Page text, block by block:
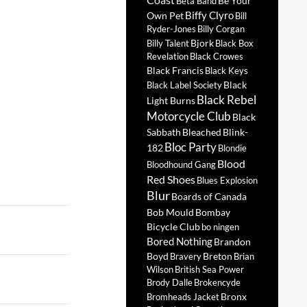
Own PetBiffy ClyroBill
Ryder-Jones Billy Corgan
Billy TalentBjorkBlack Box
RevelationBlack Crowes
Black FrancisBlack Keys
Black Label SocietyBlack
Light Burns Black Rebel
Motorcycle Club Black
Sabbath Bleached Blink-
182 Bloc PartyBlondie
Bloodhound GangBlood
Red ShoesBlues Explosion
BlurBoards of Canada
Bob Mould Bombay
Bicycle Clubbo ningen
Bored NothingBrandon
Boyd BraveryBreton Brian
WilsonBritish Sea Power
Brody DalleBrokencyde
Bromheads JacketBronx